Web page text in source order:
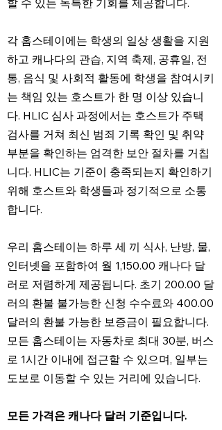
할 수 있는 독특한 기회를 제공합니다.
각 홈스테이에는 학생의 일상 생활을 지원
하고 캐나다의 관습, 지역 축제, 공휴일, 전
통, 음식 및 사회적 활동에 학생을 참여시키
는 책임 있는 호스트가 한 명 이상 있습니
다. HLIC 심사 과정에서는 호스트가 주택
검사를 거쳐 최신 범죄 기록 확인 및 취약
부분을 확인하는 엄격한 보안 절차를 거칩
니다. HLIC는 기준이 충족되는지 확인하기
위해 호스트와 학생들과 정기적으로 소통
합니다.
우리 홈스테이는 하루 세 끼 식사, 난방, 물,
인터넷을 포함하여 월 1,150.00 캐나다 달
러로 저렴하게 제공됩니다. 초기 200.00 달
러의 환불 불가능한 신청 수수료와 400.00
달러의 환불 가능한 보증금이 필요합니다.
모든 홈스테이는 자동차로 최대 30분, 버스
로 1시간 이내에 접근할 수 있으며, 일부는
도보로 이동할 수 있는 거리에 있습니다.
모든 가격은 캐나다 달러 기준입니다.